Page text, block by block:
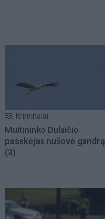
Kriminalai
Muitininko Dulaičio
pasekėjas nušovė gandrą
(3)